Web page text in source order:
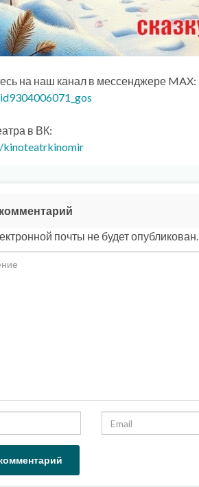
на наш канал в мессенджере MAX:
в ВК:
почты не будет опубликован.